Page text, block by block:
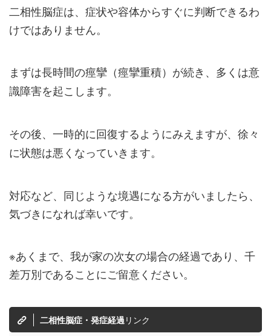
二相性脳症は、症状や容体からすぐに判断できるわ
けではありません。
まずは長時間の痙攣（痙攣重積）が続き、多くは意
識障害を起こします。
その後、 一時的に回復するようにみえますが、徐々
に状態は悪くなっていきます。
対応など、同じような境遇になる方がいましたら、
気づきになれば幸いです。
※あくまで、我が家の次女の場合の経過であり、千
差万別であることにご留意ください。
二相性脳症・発症経過リンク